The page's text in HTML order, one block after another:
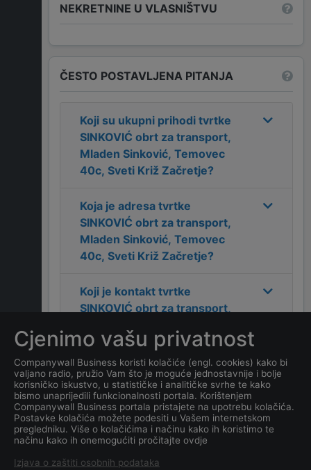
NEKRETNINE U VLASNIŠTVU
ČESTO POSTAVLJENA PITANJA
Koji su ukupni prihodi tvrtke
SINKOVIĆ obrt za transport,
Mladen Sinković, Temovec
40c, Sveti Križ Začretje?
Koja je adresa tvrtke
SINKOVIĆ obrt za transport,
Mladen Sinković, Temovec
40c, Sveti Križ Začretje?
Koji je kontakt tvrtke
SINKOVIĆ obrt za transport,
40c, Sveti Križ Začretje?
Koji je datum osnivanja
tvrtkeSINKOVIĆ obrt za
transport, Mladen Sinković,
Temovec 40c, Sveti Križ
Začretje?
Cjenimo vašu privatnost
Companywall Business koristi kolačiće (engl. cookies) kako bi
valjano radio, pružio Vam što je moguće jednostavnije i bolje
korisničko iskustvo, u statističke i analitičke svrhe te kako
bismo unaprijedili funkcionalnosti portala. Korištenjem
Companywall Business portala pristajete na upotrebu kolačića.
Postavke kolačića možete podesiti u Vašem internetskom
pregledniku. Više o kolačićima i načinu kako ih koristimo te
načinu kako ih onemogućiti pročitajte ovdje
Izjava o zaštiti osobnih podataka